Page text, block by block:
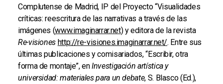
Complutense de Madrid, IP del Proyecto “Visualidades
críticas: reescritura de las narrativas a través de las
imágenes (www.imaginarrar.net) y editora de la revista
Re-visiones http://re-visiones.imaginarrar.net/. Entre sus
últimas publicaciones y comisariados, “Escribir, otra
forma de montaje”, enInvestigación artística y
universidad: materiales para un debate, S. Blasco (Ed.),